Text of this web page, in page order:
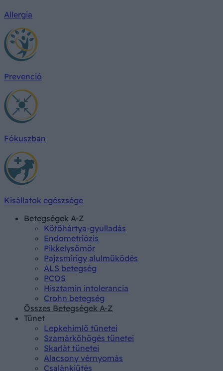
Allergia
Prevenció
Fókuszban
Kisállatok egészsége
Betegségek A-Z
Kötőhártya-gyulladás
Endometriózis
Pikkelysömör
Pajzsmirigy alulműködés
ALS betegség
PCOS
Hisztamin intolerancia
Crohn betegség
Összes Betegségek A-Z
Tünet
Lepkehimlő tünetei
Szamárköhögés tünetei
Skarlát tünetei
Alacsony vérnyomás
Csalánkiütés